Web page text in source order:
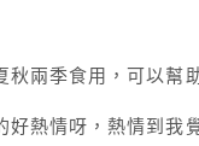
兩季食用，可以幫
熱情呀，熱情到我